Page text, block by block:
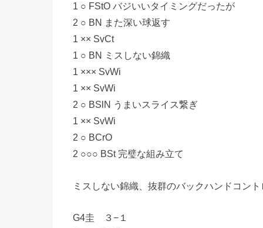
1 ○ FStO バジいいタイミングだったが
2 ○ BN また深い球返す
1 ×× SvCt
1 ○ BN ミスしない錦織
1 ××× SvWi
1 ×× SvWi
2 ○ BSlN うまいスライス繋ぎ
1 ×× SvWi
2 ○ BCrO
2 ○○○ BSt 完璧な組み立て
ミスしない錦織、抜群のバックハンドコン
G4圭 ３−１